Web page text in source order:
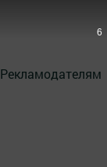
Рекламодателям
5